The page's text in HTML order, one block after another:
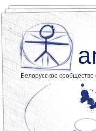
Белорусское